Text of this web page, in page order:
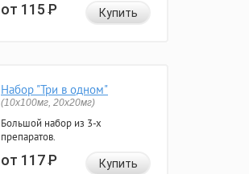
от 115Р Купить
Набор "Три в одном"
(10x100мг, 20x20мг)
Большой набор из 3-х
препаратов.
от 117Р Купить